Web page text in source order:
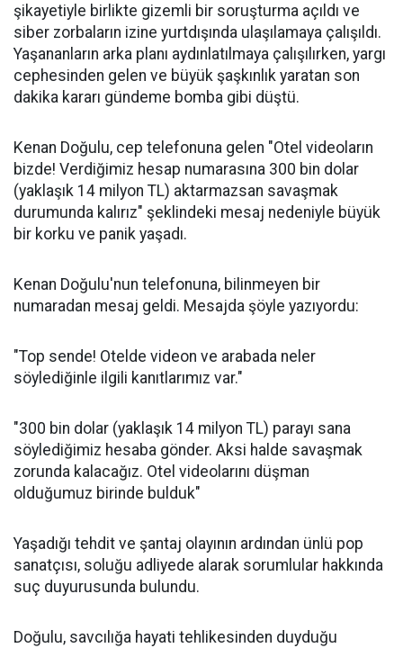
şikayetiyle birlikte gizemli bir soruşturma açıldı ve
siber zorbaların izine yurtdışında ulaşılamaya çalışıldı.
Yaşananların arka planı aydınlatılmaya çalışılırken, yargı
cephesinden gelen ve büyük şaşkınlık yaratan son
dakika kararı gündeme bomba gibi düştü.
Kenan Doğulu, cep telefonuna gelen "Otel videoların
bizde! Verdiğimiz hesap numarasına 300 bin dolar
(yaklaşık 14 milyon TL) aktarmazsan savaşmak
durumunda kalırız" şeklindeki mesaj nedeniyle büyük
bir korku ve panik yaşadı.
Kenan Doğulu'nun telefonuna, bilinmeyen bir
numaradan mesaj geldi. Mesajda şöyle yazıyordu:
"Top sende! Otelde videon ve arabada neler
söylediğinle ilgili kanıtlarımız var."
"300 bin dolar (yaklaşık 14 milyon TL) parayı sana
söylediğimiz hesaba gönder. Aksi halde savaşmak
zorunda kalacağız. Otel videolarını düşman
olduğumuz birinde bulduk"
Yaşadığı tehdit ve şantaj olayının ardından ünlü pop
sanatçısı, soluğu adliyede alarak sorumlular hakkında
suç duyurusunda bulundu.
Doğulu, savcılığa hayati tehlikesinden duyduğu